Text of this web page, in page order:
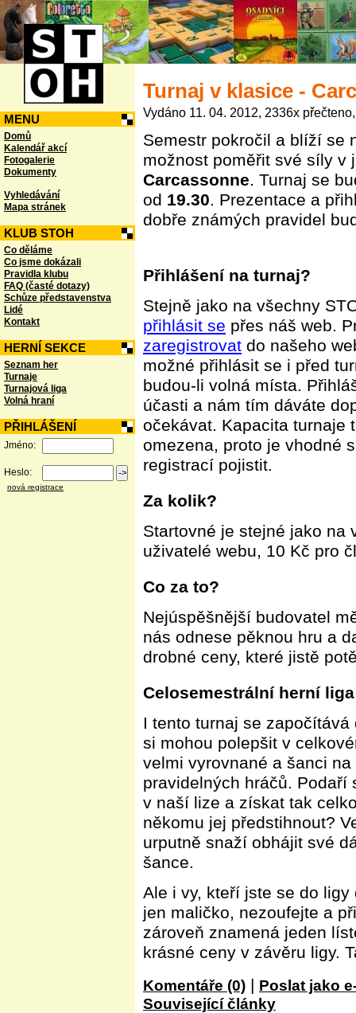
MENU
Domů
Kalendář akcí
Fotogalerie
Dokumenty
Vyhledávání
Mapa stránek
KLUB STOH
Co děláme
Co jsme dokázali
Pravidla klubu
FAQ (časté dotazy)
Schůze představenstva
Lidé
Kontakt
HERNÍ SEKCE
Seznam her
Turnaje
Turnajová liga
Volná hraní
PŘIHLÁŠENÍ
Jméno:
Heslo:
nová registrace
Turnaj v klasice -
Vydáno 11. 04. 2012, 2336x
Semestr pokročil a blíží se
možnost poměřit své síly v
Carcassonne. Turnaj se
od 19.30. Prezentace a
dobře známých pravidel
Přihlášení na turnaj?
Stejně jako na všechny
přihlásit se přes náš web.
zaregistrovat do našeho
možné přihlásit se i před
budou-li volná místa.
účasti a nám tím dáváte
očekávat. Kapacita turnaje
omezena, proto je vhodné
registrací pojistit.
Za kolik?
Startovné je stejné jako na
uživatelé webu, 10 Kč pro
Co za to?
Nejúspěšnější budovatel
nás odnese pěknou hru a
drobné ceny, které jistě
Celosemestrální herní liga
I tento turnaj se
si mohou polepšit v
velmi vyrovnané a šanci
pravidelných hráčů.
v naší lize a získat tak
někomu jej předstihnout?
urputně snaží obhájit své
šance.
Ale i vy, kteří jste se do
jen maličko, nezoufejte a
zároveň znamená jeden
krásné ceny v závěru ligy.
Komentáře (0) | Poslat jako
Související články